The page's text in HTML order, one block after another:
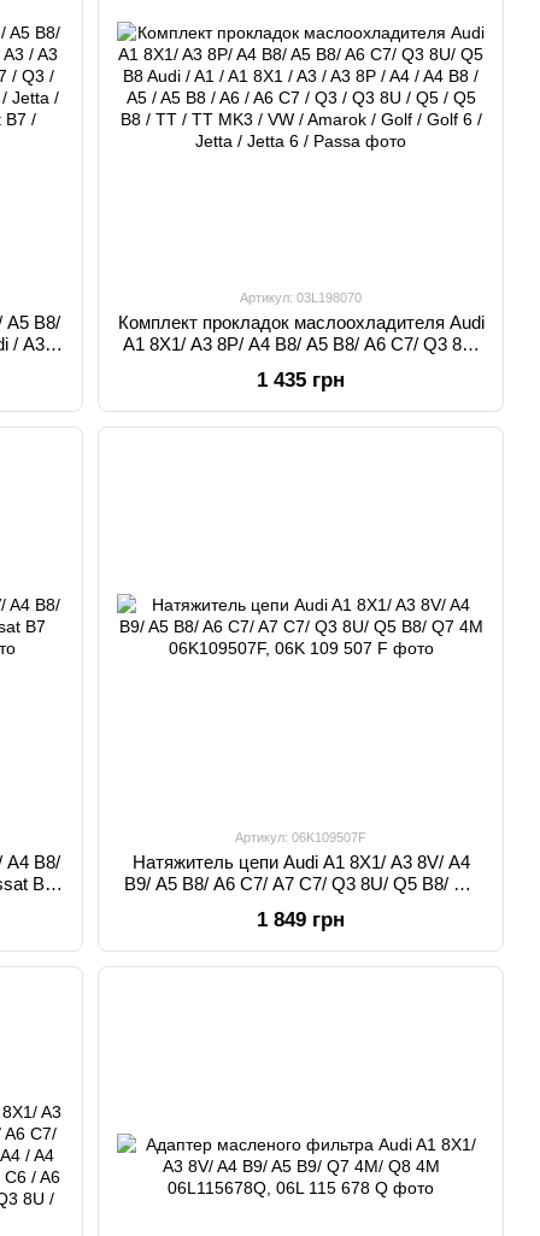
A5 B8/
/ A3 /
6 /
Артикул: 03L198070
Комплект прокладок маслоохладителя Audi
A1 8X1/ A3 8P/ A4 B8/ A5 B8/ A6 C7/ Q3 8U/
A4 B8 / A5 / A5 B8 / A6 / A6 C7 / Q3 / Q3 8U /
Q5 / Q5 B8 / TT / TT MK3 / VW / Amarok /
Golf / Golf 6 / Jetta / Jetta 6 / Passa
1 435 грн
A4 B8/
B7
Артикул: 06K109507F
Натяжитель цепи Audi A1 8X1/ A3 8V/ A4
B9/ A5 B8/ A6 C7/ A7 C7/ Q3 8U/ Q5 B8/ Q7
1 849 грн